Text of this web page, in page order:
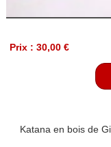
Prix : 30,00 €
Katana en bois de